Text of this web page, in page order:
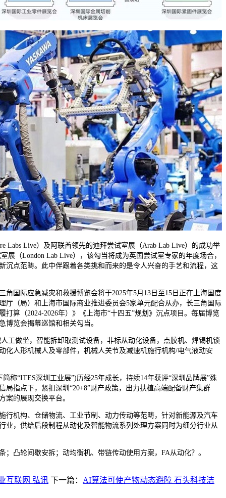
Live）及阿联酋领先的迪拜尝试室展（Arab Lab Live）的成功举
展（London Lab Live），该勾当将成为英国尝试室专家的年度场合，
沉点范畴。此中伴跟着各类挑和而来的是令人兴奋的手艺和流程，这
际应急减灾和救援博览会将于2025年5月13日至15日正在上海国度
厅（局）和上海市国际商业推进委员会5家单元配合从办，长三角国际
算（2024-2026年）》《上海市“十四五”规划》沉点项目。每届博览
博览会揭幕巡馆和相关勾当。
做坐，智能拆卸取测试设备，非标从动化设备，点胶机、焊锡机锁
化人形机械人及零部件，机械人关节及减速机施行机构/电气液动安
“ITES深圳工业展”)历经25年成长，持续14年获评“深圳品牌展”殊
指点下，紧扣深圳“20+8”财产政策，出力扶植高端配备财产集群
案的展现交换平台。
机构、仓储物流、工业节制、动力传动等范畴，针对新能源及汽车
业，供给后段制程从动化及智能物流系列处理方案同时为细分行业从
轮间歇安拆；动均衡机、带链传动使用方案，FA从动化？。
互联网 弘讯 下一篇： AI算法可使产物动态避障 石头科技洁